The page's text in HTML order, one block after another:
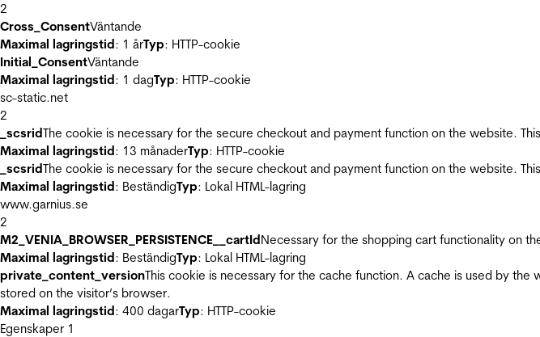
2
Cross_ConsentVäntande
Maximal lagringstid: 1 årTyp: HTTP-cookie
Initial_ConsentVäntande
Maximal lagringstid: 1 dagTyp: HTTP-cookie
sc-static.net
2
_scsridThe cookie is necessary for the secure checkout and payment function on the website.
Maximal lagringstid: 13 månaderTyp: HTTP-cookie
_scsridThe cookie is necessary for the secure checkout and payment function on the website.
Maximal lagringstid: BeständigTyp: Lokal HTML-lagring
www.garnius.se
2
M2_VENIA_BROWSER_PERSISTENCE__cartIdNecessary for the shopping cart functionality on
Maximal lagringstid: BeständigTyp: Lokal HTML-lagring
private_content_versionThis cookie is necessary for the cache function. A cache is used by
stored on the visitor’s browser.
Maximal lagringstid: 400 dagarTyp: HTTP-cookie
Egenskaper 1